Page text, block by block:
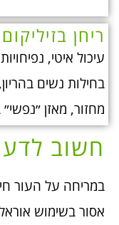
ריחן
עיכול איטי,
בחילות נשים
מחזור, מאזן
חשוב
במריחה על העור
אסור בשימוש